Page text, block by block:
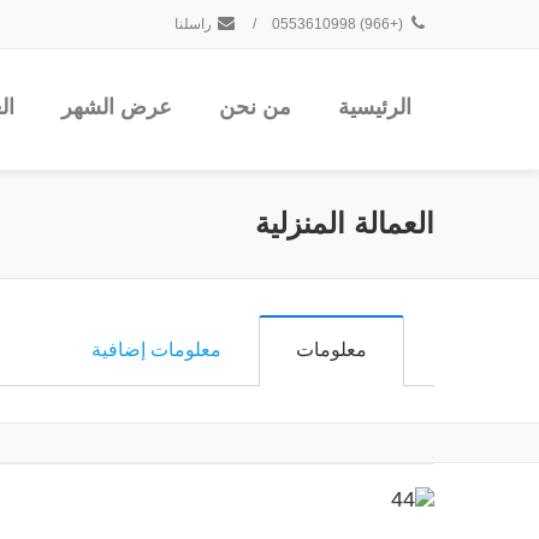
(+966) 0553610998
/ راسلنا
الرئيسية من نحن عرض الشهر
العمالة المنزلية
معلومات معلومات إضافية